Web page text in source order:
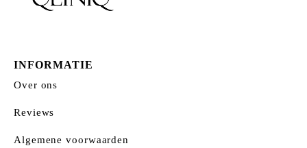
INFORMATIE
Over ons
Reviews
Algemene voorwaarden